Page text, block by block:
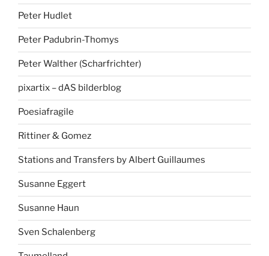
Peter Hudlet
Peter Padubrin-Thomys
Peter Walther (Scharfrichter)
pixartix – dAS bilderblog
Poesiafragile
Rittiner & Gomez
Stations and Transfers by Albert Guillaumes
Susanne Eggert
Susanne Haun
Sven Schalenberg